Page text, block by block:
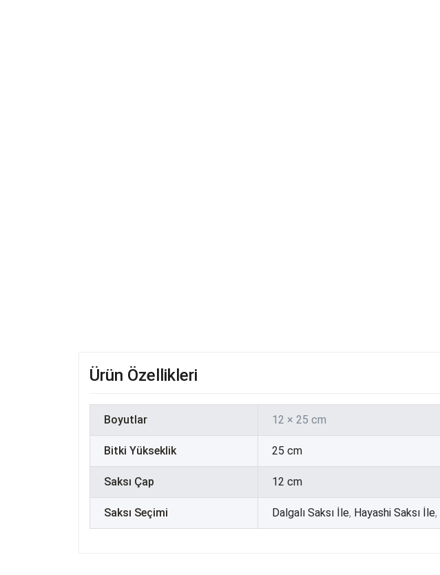
Ürün Özellikleri
Boyutlar 12 × 25 cm
Bitki Yükseklik 25 cm
Saksı Çap 12 cm
Saksı Seçimi Dalgalı Saksı İle, Hayashi Saksı İle,